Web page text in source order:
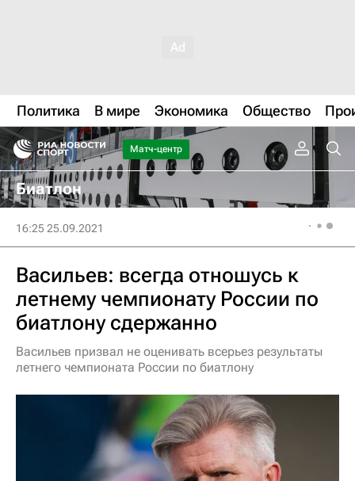
Политика В мире Экономика Общество
Матч-центр
Биатлон
16:25 25.09.2021
Васильев: всегда отношусь к
летнему чемпионату России по
биатлону сдержанно
Васильев призвал не оценивать всерьез результаты
летнего чемпионата России по биатлону